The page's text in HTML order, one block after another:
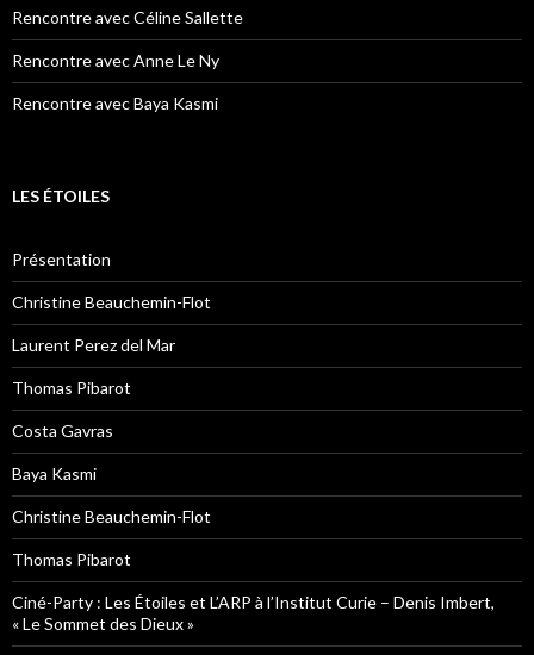
Rencontre avec Céline Sallette
Rencontre avec Anne Le Ny
Rencontre avec Baya Kasmi
LES ÉTOILES
Présentation
Christine Beauchemin-Flot
Laurent Perez del Mar
Thomas Pibarot
Costa Gavras
Baya Kasmi
Christine Beauchemin-Flot
Thomas Pibarot
Ciné-Party : Les Étoiles et L’ARP à l’Institut Curie – Denis Imbert,
« Le Sommet des Dieux »